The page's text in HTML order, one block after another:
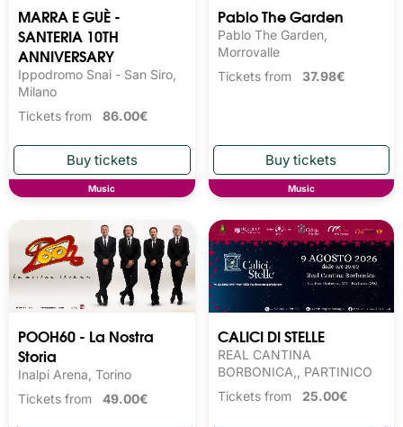
MARRA E GUÈ -
SANTERIA 10TH
ANNIVERSARY
Ippodromo Snai - San Siro,
Milano
Tickets from 86.00€
Music
Pablo The Garden
Pablo The Garden,
Morrovalle
Tickets from 37.98€
Music
POOH60 - La Nostra
Storia
Inalpi Arena, Torino
Tickets from 49.00€
CALICI DI STELLE
REAL CANTINA
BORBONICA,, PARTINICO
Tickets from 25.00€